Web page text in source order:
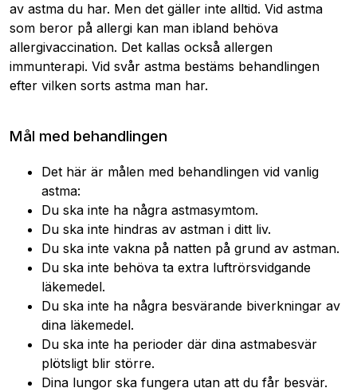
av astma du har. Men det gäller inte alltid. Vid astma
som beror på allergi kan man ibland behöva
allergivaccination. Det kallas också allergen
immunterapi. Vid svår astma bestäms behandlingen
efter vilken sorts astma man har.
Mål med behandlingen
Det här är målen med behandlingen vid vanlig
astma:
Du ska inte ha några astmasymtom.
Du ska inte hindras av astman i ditt liv.
Du ska inte vakna på natten på grund av astman.
Du ska inte behöva ta extra luftrörsvidgande
läkemedel.
Du ska inte ha några besvärande biverkningar av
dina läkemedel.
Du ska inte ha perioder där dina astmabesvär
plötsligt blir större.
Dina lungor ska fungera utan att du får besvär.